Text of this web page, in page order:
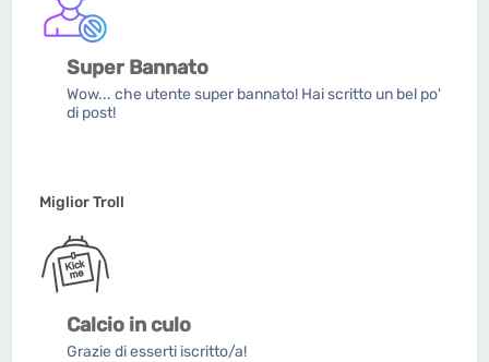
Super Bannato
Wow... che utente super bannato! Hai scritto un bel po'
di post!
Miglior Troll
Calcio in culo
Grazie di esserti iscritto/a!